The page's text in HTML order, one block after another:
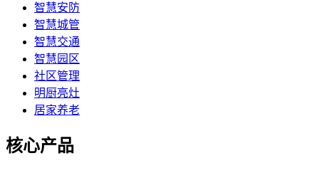
智慧安防
智慧城管
智慧交通
智慧园区
社区管理
明厨亮灶
居家养老
核心产品